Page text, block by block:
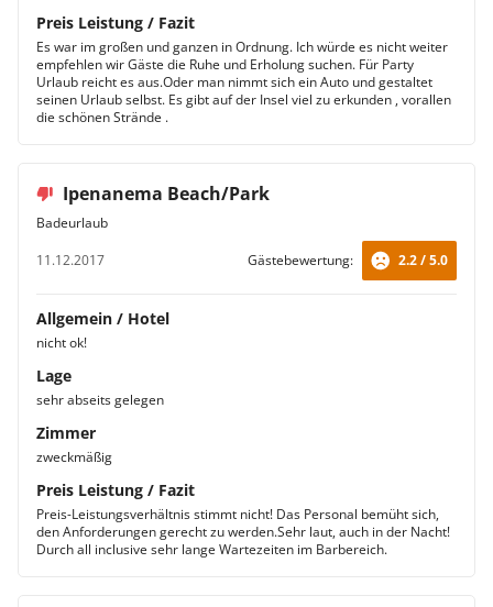
Preis Leistung / Fazit
Es war im großen und ganzen in Ordnung. Ich würde es nicht weiter
empfehlen wir Gäste die Ruhe und Erholung suchen. Für Party
Urlaub reicht es aus.Oder man nimmt sich ein Auto und gestaltet
seinen Urlaub selbst. Es gibt auf der Insel viel zu erkunden , vorallen
die schönen Strände .
Ipenanema Beach/Park
Badeurlaub
11.12.2017
Gästebewertung: 2.2 / 5.0
Allgemein / Hotel
nicht ok!
Lage
sehr abseits gelegen
Zimmer
zweckmäßig
Preis Leistung / Fazit
Preis-Leistungsverhältnis stimmt nicht! Das Personal bemüht sich,
den Anforderungen gerecht zu werden.Sehr laut, auch in der Nacht!
Durch all inclusive sehr lange Wartezeiten im Barbereich.